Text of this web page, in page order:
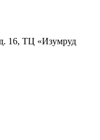
16, ТЦ «Изумруд